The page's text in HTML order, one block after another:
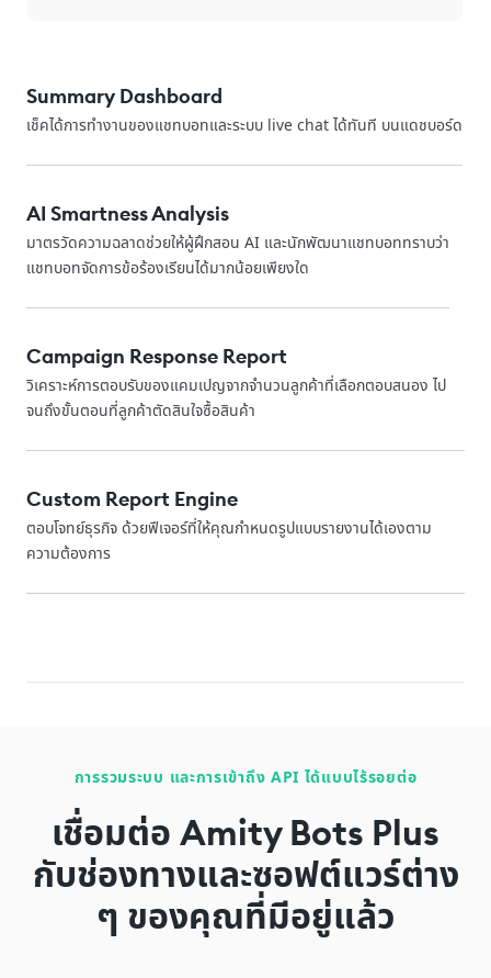
Summary Dashboard
เช็คได้การทำงานของแชทบอทและระบบ live chat ได้ทันที บนแดชบอร์ด
AI Smartness Analysis
มาตรวัดความฉลาดช่วยให้ผู้ฝึกสอน AI และนักพัฒนาแชทบอททราบว่า
แชทบอทจัดการข้อร้องเรียนได้มากน้อยเพียงใด
Campaign Response Report
วิเคราะห์การตอบรับของแคมเปญจากจำนวนลูกค้าที่เลือกตอบสนอง ไป
จนถึงขั้นตอนที่ลูกค้าตัดสินใจซื้อสินค้า
Custom Report Engine
ตอบโจทย์ธุรกิจ ด้วยฟีเจอร์ที่ให้คุณกำหนดรูปแบบรายงานได้เองตาม
ความต้องการ
การรวมระบบ และการเข้าถึง API ได้แบบไร้รอยต่อ
เชื่อมต่อ Amity Bots Plus
กับช่องทางและซอฟต์แวร์ต่าง
ๆ ของคุณที่มีอยู่แล้ว